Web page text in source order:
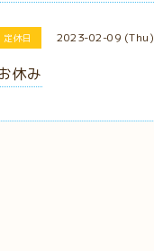
定休日 2023-02-09 (Thu)
休み